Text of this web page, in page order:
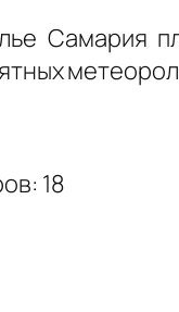
Самария
18